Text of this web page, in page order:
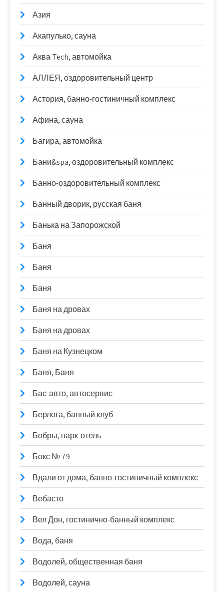
Азия
Акапулько, сауна
Аква Tech, автомойка
АЛЛЕЯ, оздоровительный центр
Астория, банно-гостиничный комплекс
Афина, сауна
Багира, автомойка
Бани&spa, оздоровительный комплекс
Банно-оздоровительный комплекс
Банный дворик, русская баня
Банька на Запорожской
Баня
Баня
Баня
Баня на дровах
Баня на дровах
Баня на Кузнецком
Баня, Баня
Бас-авто, автосервис
Берлога, банный клуб
Бобры, парк-отель
Бокс № 79
Вдали от дома, банно-гостиничный комплекс
Вебасто
Вел Дон, гостинично-банный комплекс
Вода, баня
Водолей, общественная баня
Водолей, сауна